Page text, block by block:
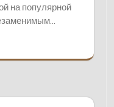
на популярной